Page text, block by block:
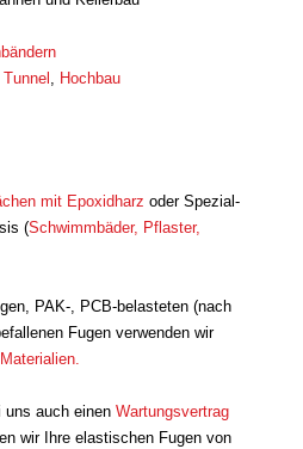
Hochbau
mit Epoxidharzoder Spezial-
(Schwimmbäder, Pflaster,
PAK-, PCB-belasteten (nach
Fugen verwenden wir
uns auch einenWartungsvertrag
wir Ihre elastischen Fugen von